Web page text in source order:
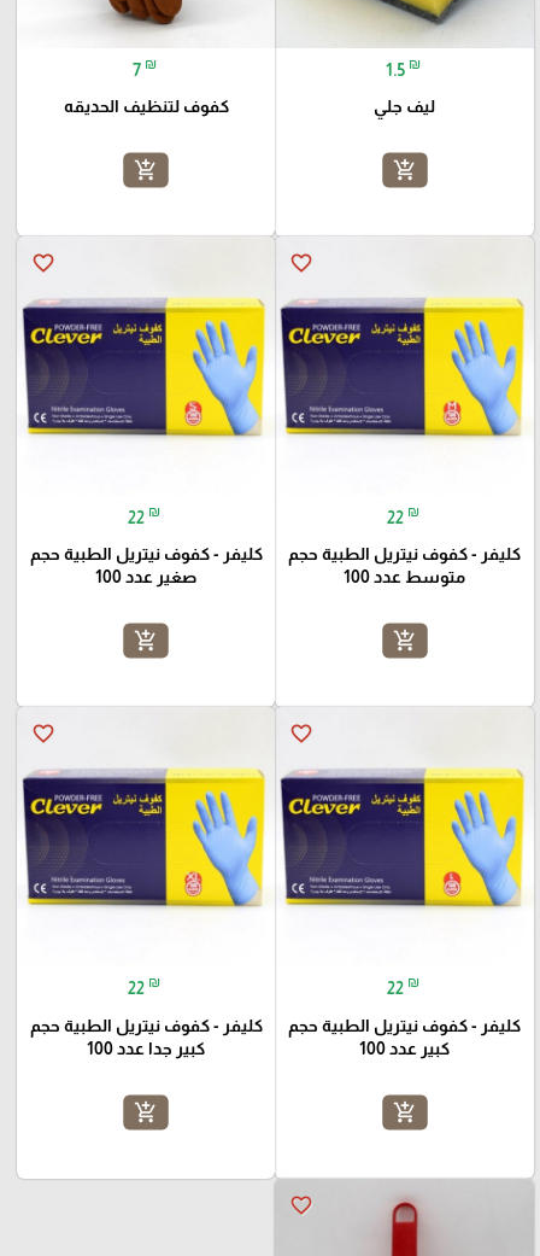
1.5 ₪
ليف جلي
add_shopping_cart
7 ₪
كفوف لتنظيف الحديقه
add_shopping_cart
favorite_border
22 ₪
كليفر - كفوف نيتريل الطبية حجم
متوسط عدد 100
add_shopping_cart
favorite_border
22 ₪
كليفر - كفوف نيتريل الطبية حجم
صغير عدد 100
add_shopping_cart
favorite_border
22 ₪
كليفر - كفوف نيتريل الطبية حجم
كبير عدد 100
add_shopping_cart
favorite_border
22 ₪
كليفر - كفوف نيتريل الطبية حجم
كبير جدا عدد 100
add_shopping_cart
favorite_border